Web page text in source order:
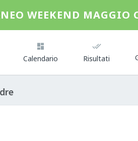
WEEKEND MAGGIO
Calendario Risultati